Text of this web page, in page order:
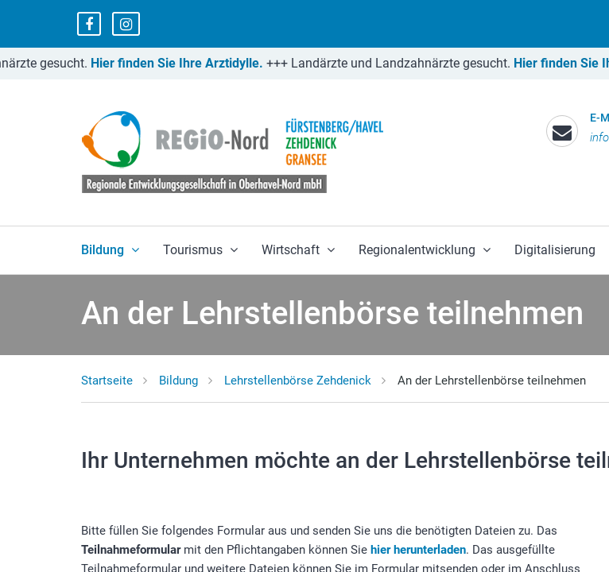
Regio-Nord Facebook
gesucht.Hier finden Sie Ihre Arztidylle.+++Landärzte und Landzahnärzte gesucht.Hier finden Sie
E-
Bildung Tourismus Wirtschaft Regionalentwicklung Digitalisierung
An der Lehrstellenbörse teilnehmen
Startseite Bildung Lehrstellenbörse Zehdenick An der Lehrstellenbörse teilnehmen
Ihr Unternehmen möchte an der Lehrstellenbörse
Bitte füllen Sie folgendes Formular aus und senden Sie uns die benötigten Dateien zu. Das
Teilnahmeformularmit den Pflichtangaben können Sie hier herunterladen. Das ausgefüllte
Teilnahmeformular und weitere Dateien können Sie im Formular mitsenden oder im Anschluss